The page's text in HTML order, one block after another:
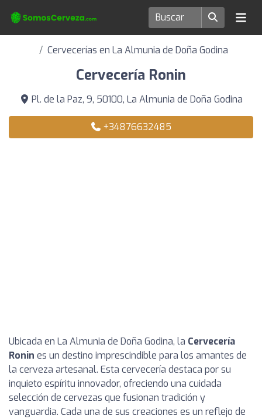
Cervecerías en La Almunia de Doña Godina
Cervecería Ronin
Pl. de la Paz, 9, 50100, La Almunia de Doña Godina
+34876632485
Ubicada en La Almunia de Doña Godina, la Cervecería
Ronin es un destino imprescindible para los amantes de
la cerveza artesanal. Esta cervecería destaca por su
inquieto espíritu innovador, ofreciendo una cuidada
selección de cervezas que fusionan tradición y
vanguardia. Cada una de sus creaciones es un reflejo de